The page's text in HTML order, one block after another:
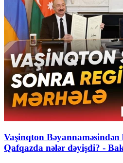
Vaşinqton
Qafqazda nələr dəyişdi? -